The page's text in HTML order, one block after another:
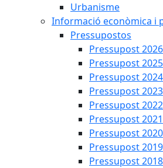
Urbanisme
Informació econòmica i
Pressupostos
Pressupost 2026
Pressupost 2025
Pressupost 2024
Pressupost 2023
Pressupost 2022
Pressupost 2021
Pressupost 2020
Pressupost 2019
Pressupost 2018